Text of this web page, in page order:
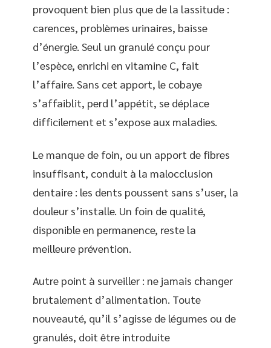
provoquent bien plus que de la lassitude :
carences, problèmes urinaires, baisse
d’énergie. Seul un granulé conçu pour
l’espèce, enrichi en vitamine C, fait
l’affaire. Sans cet apport, le cobaye
s’affaiblit, perd l’appétit, se déplace
difficilement et s’expose aux maladies.
Le manque de foin, ou un apport de fibres
insuffisant, conduit à la malocclusion
dentaire : les dents poussent sans s’user, la
douleur s’installe. Un foin de qualité,
disponible en permanence, reste la
meilleure prévention.
Autre point à surveiller : ne jamais changer
brutalement d’alimentation. Toute
nouveauté, qu’il s’agisse de légumes ou de
granulés, doit être introduite